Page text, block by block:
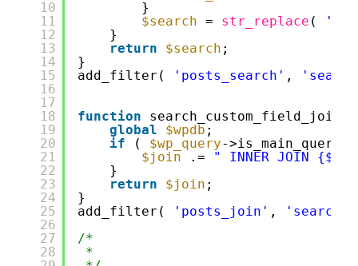
10
11
12
13
14
15
16
17
18
19
20
21
22
23
24
25
26
27
28
}
$search
= str_replace (
}
return
$search ;
}
add_filter(
'posts_search' ,
function search_custom_field_join(
global
$wpdb ;
if
( $wp_query-
$join
.= " INNER JOIN
}
return
$join ;
}
add_filter(
'posts_join' ,
/*
*